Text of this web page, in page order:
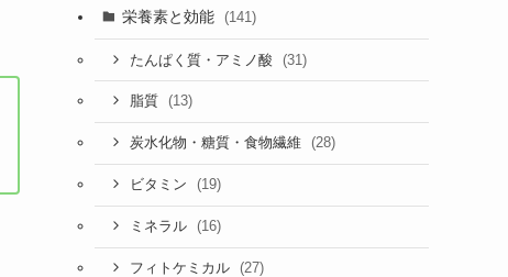
栄養素と効能 (141)
たんぱく質・アミノ酸 (31)
脂質 (13)
炭水化物・糖質・食物繊維 (28)
ビタミン (19)
ミネラル (16)
フィトケミカル (27)